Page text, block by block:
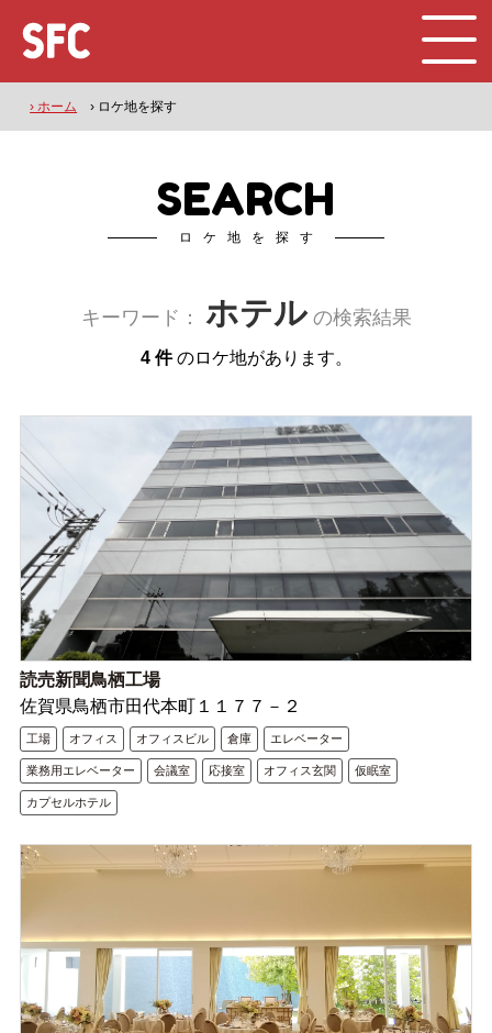
› ホーム › ロケ地を探す
SEARCH
ロケ地を探す
キーワード： ホテルの検索結果
4 件のロケ地があります。
読売新聞鳥栖工場
佐賀県鳥栖市田代本町１１７７－２
工場 オフィス オフィスビル 倉庫 エレベーター
業務用エレベーター 会議室 応接室 オフィス玄関 仮眠室
カプセルホテル